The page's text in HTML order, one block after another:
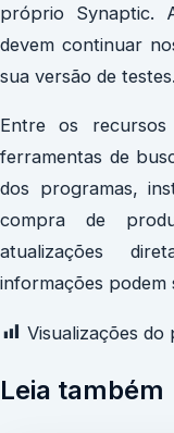
próprio Synaptic.
devem continuar
sua versão de testes.
Entre os
ferramentas de
dos programas,
compra de
atualizações
informações
Visualizações do
Leia também